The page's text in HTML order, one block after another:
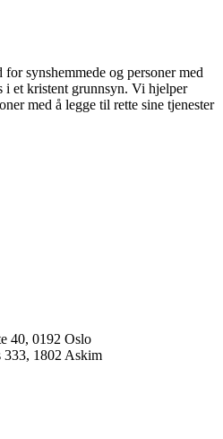
synshemmede og personer med
i et kristent grunnsyn. Vi hjelper
med å legge til rette sine tjenester
40, 0192 Oslo
333, 1802 Askim